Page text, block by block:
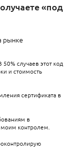
«под
рынке
случаев этот код
и стоимость
сертификата в
в
контролем.